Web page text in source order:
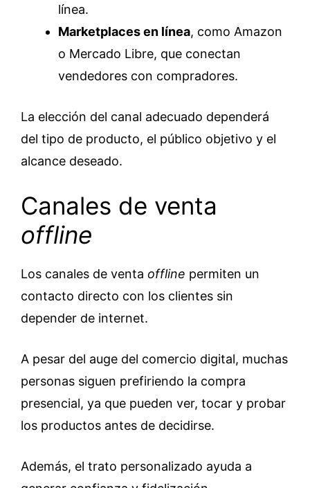
línea.
Marketplaces en línea, como Amazon
o Mercado Libre, que conectan
vendedores con compradores.
La elección del canal adecuado dependerá
del tipo de producto, el público objetivo y el
alcance deseado.
Canales de venta
offline
Los canales de venta offline permiten un
contacto directo con los clientes sin
depender de internet.
A pesar del auge del comercio digital, muchas
personas siguen prefiriendo la compra
presencial, ya que pueden ver, tocar y probar
los productos antes de decidirse.
Además, el trato personalizado ayuda a